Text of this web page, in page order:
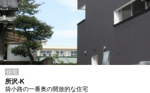
住宅
所沢-K
袋小路の一番奥の開放的な住宅